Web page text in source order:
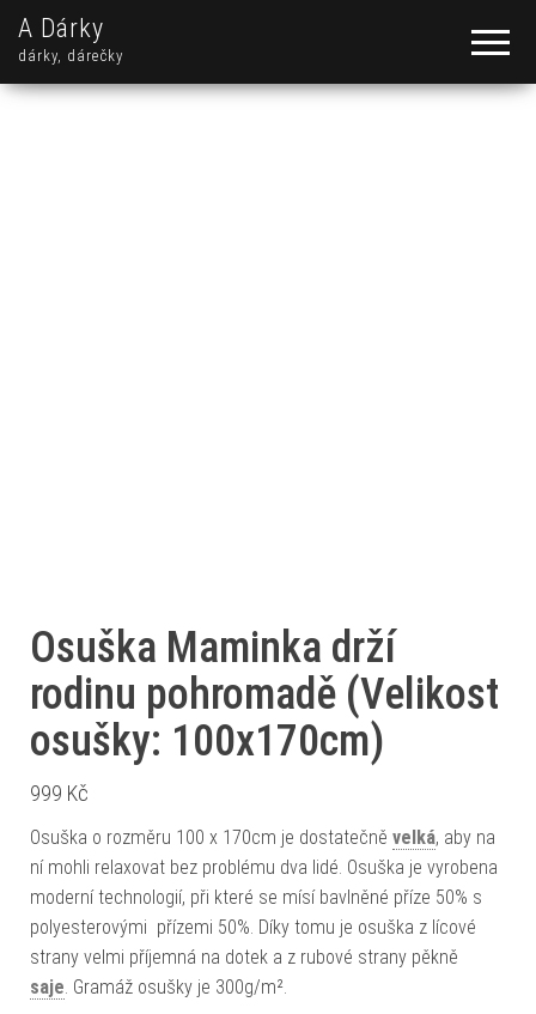
A Dárky
dárky, dárečky
Osuška Maminka drží
rodinu pohromadě (Velikost
osušky: 100x170cm)
999 Kč
Osuška o rozměru 100 x 170cm je dostatečně velká, aby na
ní mohli relaxovat bez problému dva lidé. Osuška je vyrobena
moderní technologií, při které se mísí bavlněné příze 50% s
polyesterovými přízemi 50%. Díky tomu je osuška z lícové
strany velmi příjemná na dotek a z rubové strany pěkně
saje. Gramáž osušky je 300g/m².